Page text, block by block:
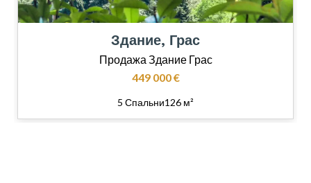
Здание, Грас
Продажа Здание Грас
449 000 €
5 Спальни126 м²